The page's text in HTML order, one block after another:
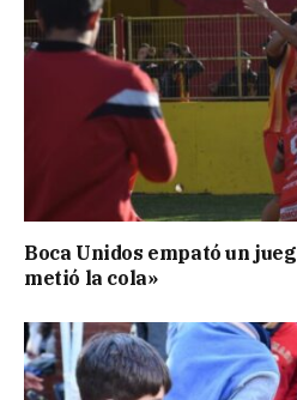
Boca Unidos empató un
metió la cola»